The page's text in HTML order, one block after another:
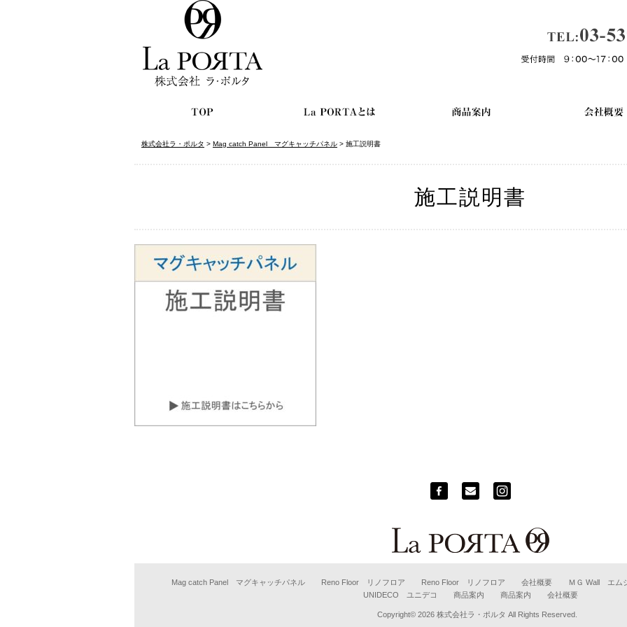
株式会社ラ・ポルタ > Mag catch Panel マグキャッチパネル > 施工説明書
施工説明書
Mag catch Panel マグキャッチパネル Reno Floor リノフロア Reno Floor リノフロア 会社概要 ＭＧ Wall エム
UNIDECO ユニデコ
商品案内 商品案内 会社概要
Copyright© 2026 株式会社ラ・ポルタ All Rights Reserved.